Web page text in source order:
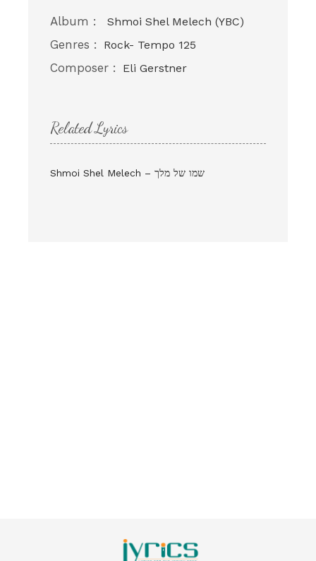
Album : Shmoi Shel Melech (YBC)
Genres : Rock- Tempo 125
Composer : Eli Gerstner
Related Lyrics
Shmoi Shel Melech – שמו של מלך